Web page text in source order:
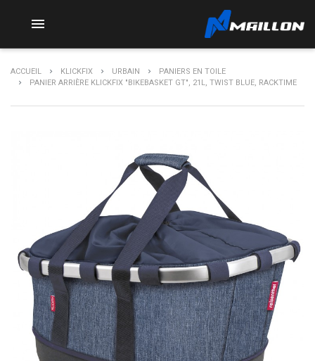

ACCUEIL KLICKFIX URBAIN
PANIERS EN TOILE
PANIER ARRIÈRE KLICKFIX "BIKEBASKET GT", 21L, TWIST BLUE, RACKTIME